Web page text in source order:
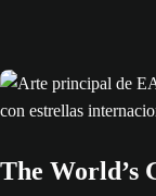
The World’s